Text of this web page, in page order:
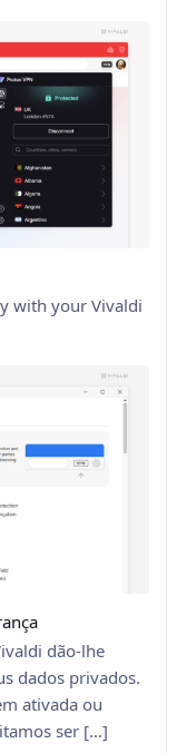
with your Vivaldi
dão-lhe
dados privados.
ativada ou
ser […]